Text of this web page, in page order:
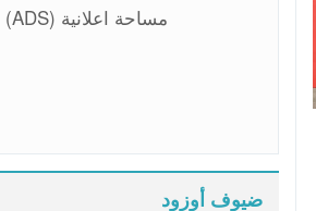
مساحة اعلانية (ADS)
ضيوف أوزود